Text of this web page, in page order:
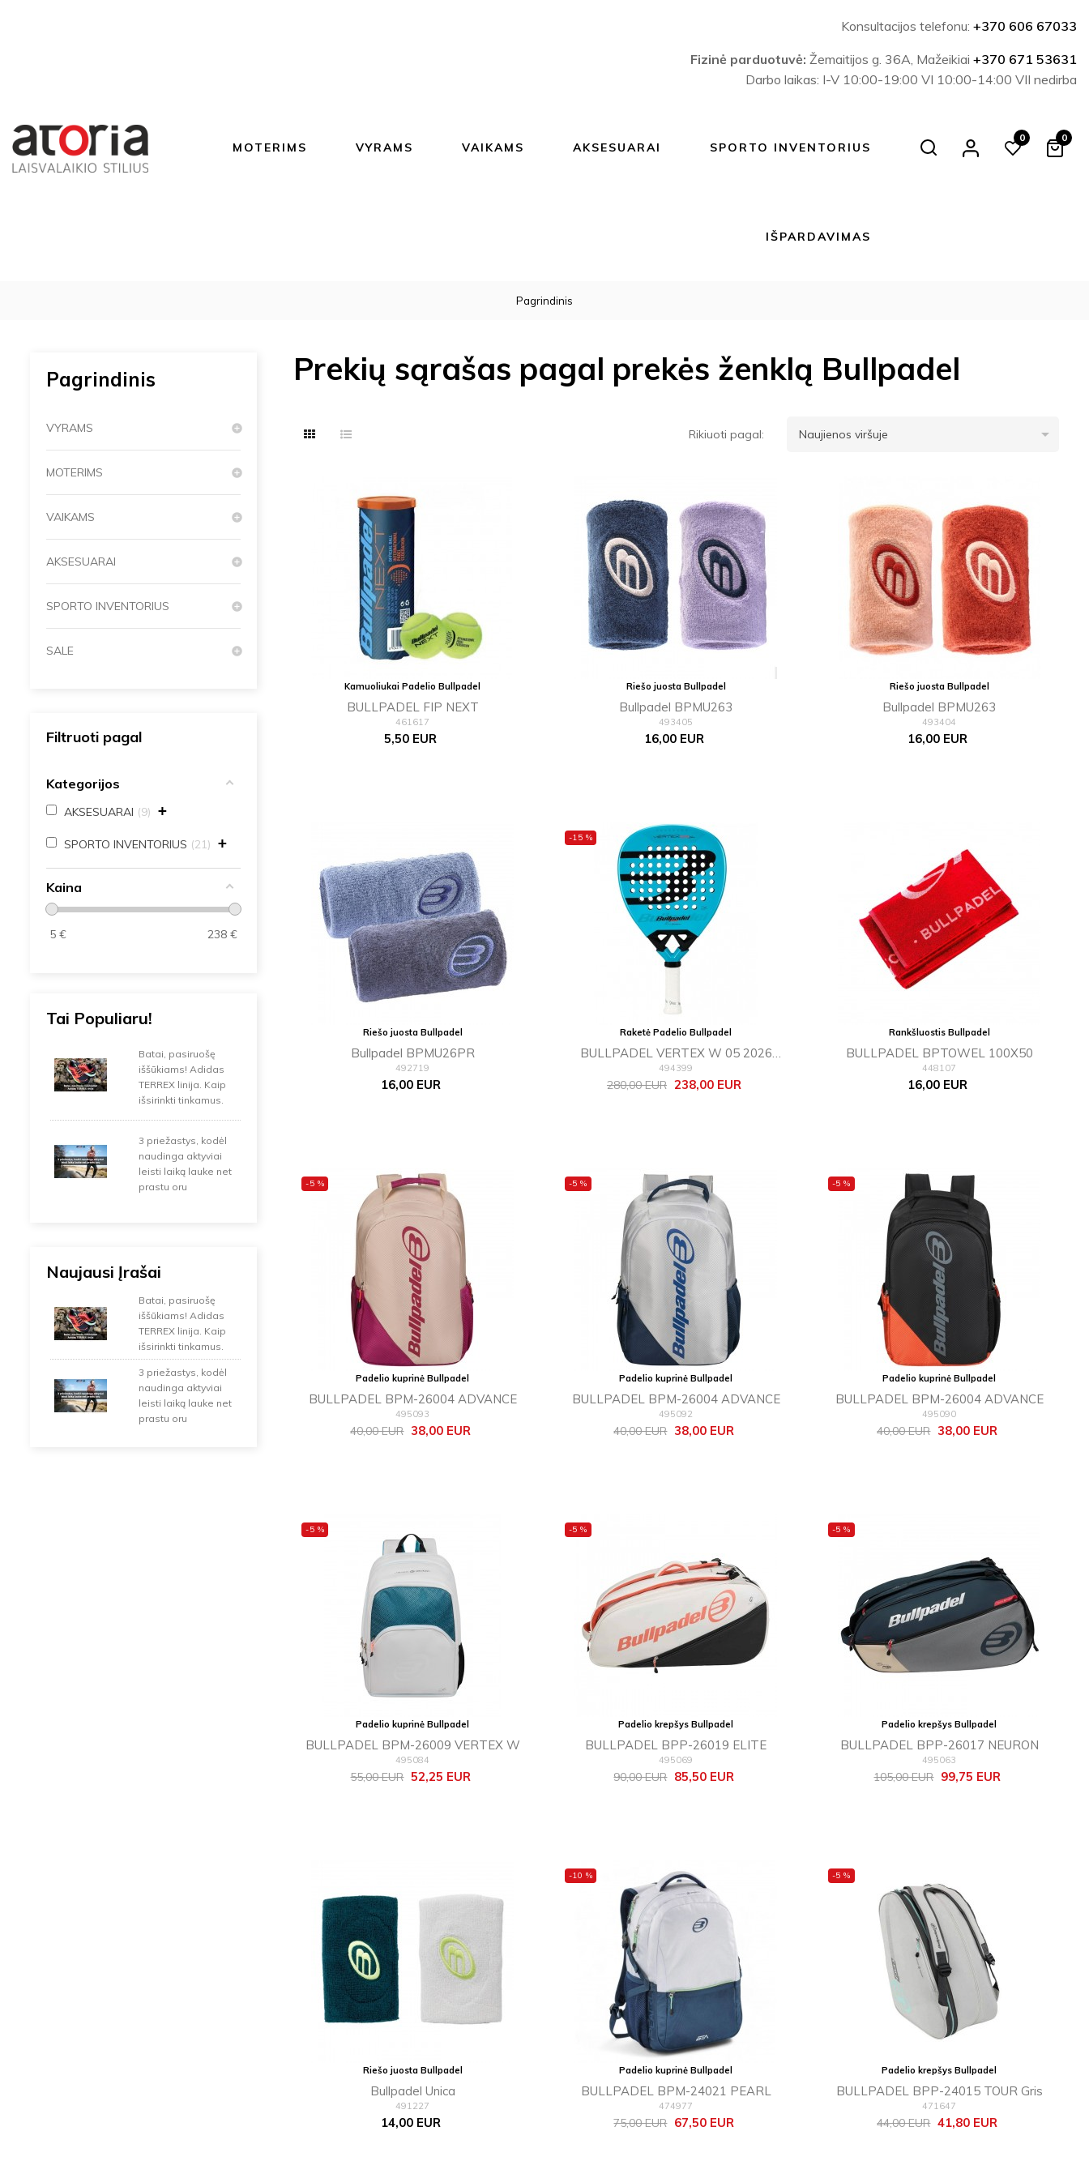
Konsultacijos telefonu: +370 606 67033
Fizinė parduotuvė: Žemaitijos g. 36A, Mažeikiai +370 671 53631
Darbo laikas: I-V 10:00-19:00 VI 10:00-14:00 VII nedirba
MOTERIMS VYRAMS VAIKAMS AKSESUARAI SPORTO INVENTORIUS
IŠPARDAVIMAS
Search
0 0
Pagrindinis
Pagrindinis
VYRAMS
MOTERIMS
VAIKAMS
AKSESUARAI
SPORTO INVENTORIUS
SALE
Filtruoti pagal
Kategorijos
AKSESUARAI 9 +
SPORTO INVENTORIUS 21 +
Kaina
5 € 238 €
Tai Populiaru!
Batai, pasiruošę
iššūkiams! Adidas
TERREX linija. Kaip
išsirinkti tinkamus.
3 priežastys, kodėl
naudinga aktyviai
leisti laiką lauke net
prastu oru
Naujausi Įrašai
Batai, pasiruošę
iššūkiams! Adidas
TERREX linija. Kaip
išsirinkti tinkamus.
3 priežastys, kodėl
naudinga aktyviai
leisti laiką lauke net
prastu oru
Prekių sąrašas pagal prekės ženklą Bullpadel
Rikiuoti pagal: Naujienos viršuje 
Kamuoliukai Padelio Bullpadel
BULLPADEL FIP NEXT
461617
Kaina
5,50 EUR
Riešo juosta Bullpadel
Bullpadel BPMU263
493405
Kaina
16,00 EUR
Riešo juosta Bullpadel
Bullpadel BPMU263
493404
Kaina
16,00 EUR
Riešo juosta Bullpadel
Bullpadel BPMU26PR
492719
Kaina
16,00 EUR
-15 %
Raketė Padelio Bullpadel
BULLPADEL VERTEX W 05 2026
DELFI BREA
494399
Bazinė
280,00 EUR Kaina
238,00 EUR
Rankšluostis Bullpadel
BULLPADEL BPTOWEL 100X50
448107
Kaina
16,00 EUR
-5 %
Padelio kuprinė Bullpadel
BULLPADEL BPM-26004 ADVANCE
495093
Bazinė
40,00 EUR Kaina
38,00 EUR
-5 %
Padelio kuprinė Bullpadel
BULLPADEL BPM-26004 ADVANCE
495092
Bazinė
40,00 EUR Kaina
38,00 EUR
-5 %
Padelio kuprinė Bullpadel
BULLPADEL BPM-26004 ADVANCE
495090
Bazinė
40,00 EUR Kaina
38,00 EUR
-5 %
Padelio kuprinė Bullpadel
BULLPADEL BPM-26009 VERTEX W
495084
Bazinė
55,00 EUR Kaina
52,25 EUR
-5 %
Padelio krepšys Bullpadel
BULLPADEL BPP-26019 ELITE
495069
Bazinė
90,00 EUR Kaina
85,50 EUR
-5 %
Padelio krepšys Bullpadel
BULLPADEL BPP-26017 NEURON
495063
Bazinė
105,00 EUR Kaina
99,75 EUR
Riešo juosta Bullpadel
Bullpadel Unica
491227
Kaina
14,00 EUR
-10 %
Padelio kuprinė Bullpadel
BULLPADEL BPM-24021 PEARL
474977
Bazinė
75,00 EUR Kaina
67,50 EUR
-5 %
Padelio krepšys Bullpadel
BULLPADEL BPP-24015 TOUR Gris
471647
Bazinė
44,00 EUR Kaina
41,80 EUR